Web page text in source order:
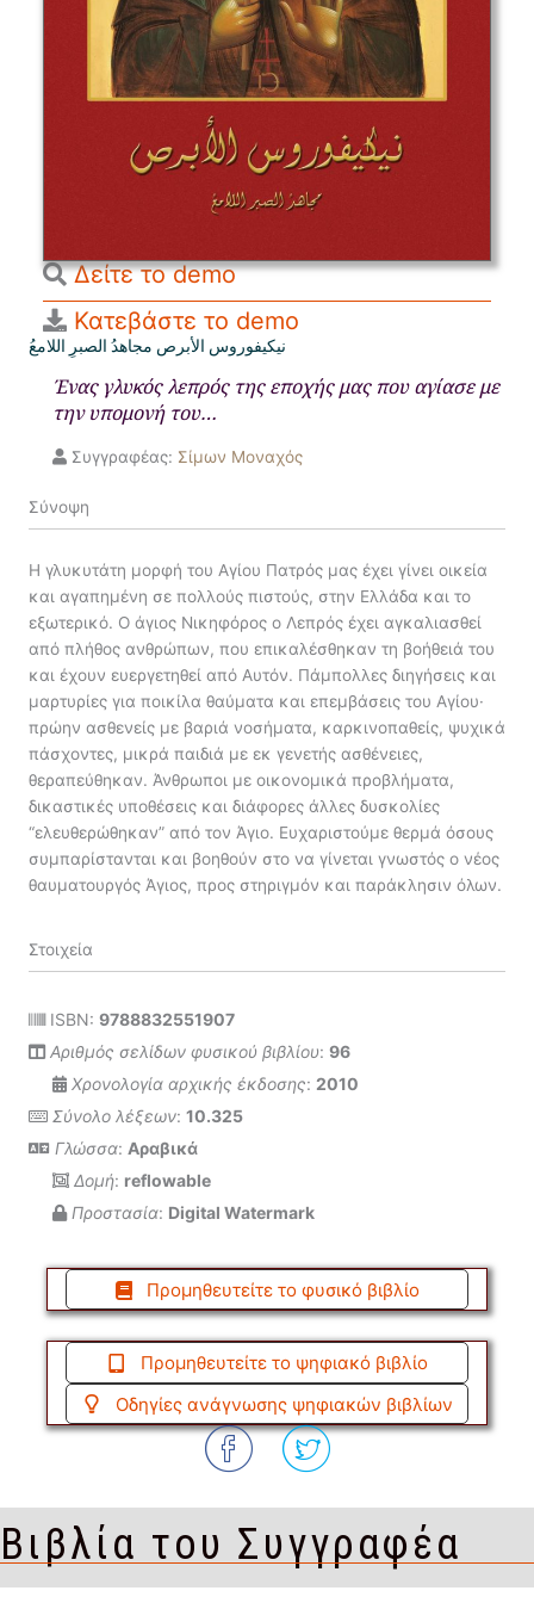
Δείτε το demo
Κατεβάστε το demo
نيكيفوروس الأبرص مجاهدُ الصبرِ اللامعُ
Ένας γλυκός λεπρός της εποχής μας που αγίασε με
την υπομονή του…
Συγγραφέας: Σίμων Μοναχός
Σύνοψη
Η γλυκυτάτη μορφή του Αγίου Πατρός μας έχει γίνει οικεία
και αγαπημένη σε πολλούς πιστούς, στην Ελλάδα και το
εξωτερικό. Ο άγιος Νικηφόρος ο Λεπρός έχει αγκαλιασθεί
από πλήθος ανθρώπων, που επικαλέσθηκαν τη βοήθειά του
και έχουν ευεργετηθεί από Αυτόν. Πάμπολλες διηγήσεις και
μαρτυρίες για ποικίλα θαύματα και επεμβάσεις του Αγίου·
πρώην ασθενείς με βαριά νοσήματα, καρκινοπαθείς, ψυχικά
πάσχοντες, μικρά παιδιά με εκ γενετής ασθένειες,
θεραπεύθηκαν. Άνθρωποι με οικονομικά προβλήματα,
δικαστικές υποθέσεις και διάφορες άλλες δυσκολίες
“ελευθερώθηκαν” από τον Άγιο. Ευχαριστούμε θερμά όσους
συμπαρίστανται και βοηθούν στο να γίνεται γνωστός ο νέος
θαυματουργός Άγιος, προς στηριγμόν και παράκλησιν όλων.
Στοιχεία
ISBN: 9788832551907
Αριθμός σελίδων φυσικού βιβλίου: 96
Χρονολογία αρχικής έκδοσης: 2010
Σύνολο λέξεων: 10.325
Γλώσσα: Αραβικά
Δομή: reflowable
Προστασία: Digital Watermark
Προμηθευτείτε το φυσικό βιβλίο
Προμηθευτείτε το ψηφιακό βιβλίο
Οδηγίες ανάγνωσης ψηφιακών βιβλίων
Βιβλία του Συγγραφέα